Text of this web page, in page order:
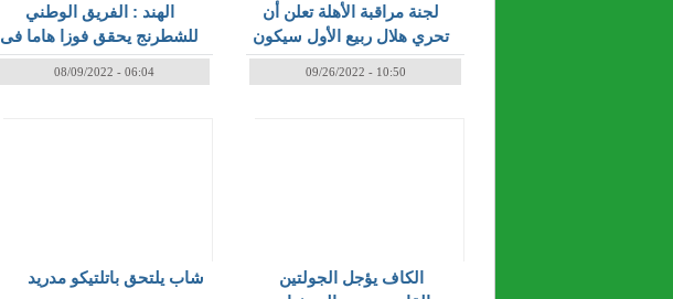
لجنة مراقبة الأهلة تعلن أن
تحري هلال ربيع الأول سيكون
مساء الإثنين
09/26/2022 - 10:50
الهند : الفريق الوطني
للشطرنج يحقق فوزا هاما فى
الجولة العاشرة على نظيره
الأريتيري
08/09/2022 - 06:04
الكاف يؤجل الجولتين
شاب يلتحق باتلتيكو مدريد